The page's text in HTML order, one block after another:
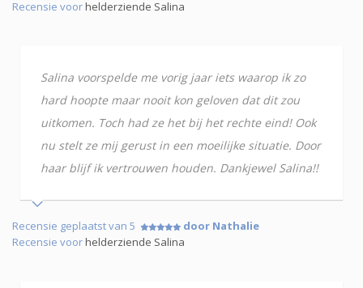
Recensie voorhelderziende Salina
Salina voorspelde me vorig jaar iets waarop ik zo
hard hoopte maar nooit kon geloven dat dit zou
uitkomen. Toch had ze het bij het rechte eind! Ook
nu stelt ze mij gerust in een moeilijke situatie. Door
haar blijf ik vertrouwen houden. Dankjewel Salina!!
Recensie geplaatst van 5
door Nathalie
Recensie voorhelderziende Salina